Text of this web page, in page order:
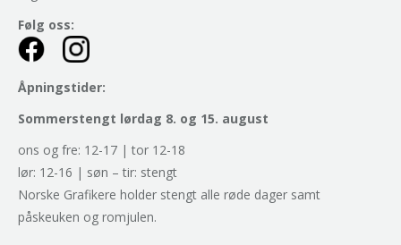
Følg oss:
Åpningstider:
Sommerstengt lørdag 8. og 15. august
ons og fre: 12-17 | tor 12-18
lør: 12-16 | søn – tir: stengt
Norske Grafikere holder stengt alle røde dager samt
påskeuken og romjulen.